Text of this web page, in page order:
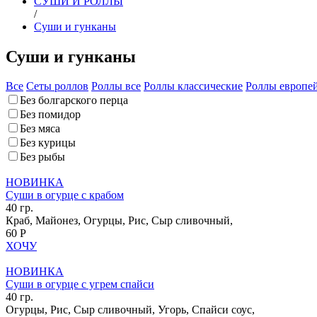
/
Суши и гунканы
Суши и гунканы
Все Сеты роллов Роллы все Роллы классические Роллы
Без болгарского перца
Без помидор
Без мяса
Без курицы
Без рыбы
НОВИНКА
Суши в огурце с крабом
40 гр.
Краб, Майонез, Огурцы, Рис, Сыр сливочный,
60 Р
ХОЧУ
НОВИНКА
Суши в огурце с угрем спайси
40 гр.
Огурцы, Рис, Сыр сливочный, Угорь, Спайси соус,